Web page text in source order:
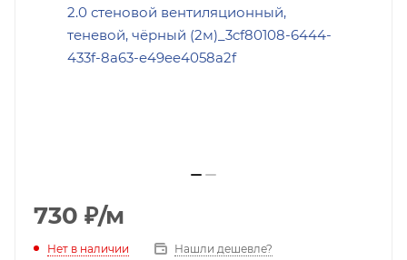
730 ₽/м
Нет в наличии Нашли дешевле?